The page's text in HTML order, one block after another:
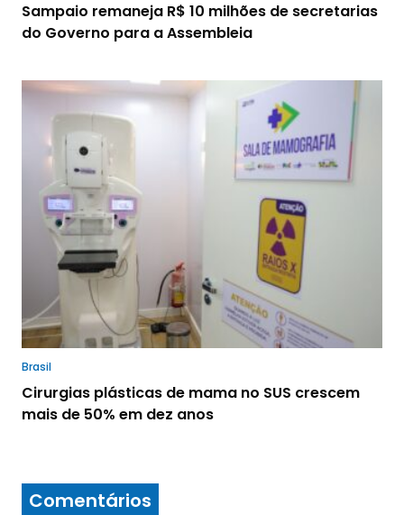
Sampaio remaneja R$ 10 milhões de secretarias
do Governo para a Assembleia
Brasil
Cirurgias plásticas de mama no SUS crescem
mais de 50% em dez anos
Comentários